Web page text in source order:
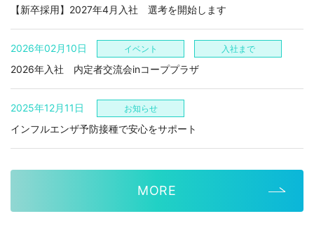
【新卒採用】2027年4月入社 選考を開始します
2026年02月10日 イベント 入社まで
2026年入社 内定者交流会inコーププラザ
2025年12月11日 お知らせ
インフルエンザ予防接種で安心をサポート
MORE